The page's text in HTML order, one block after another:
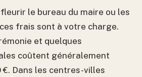
le bureau du maire ou les
frais sont à votre charge.
et quelques
coûtent généralement
€. Dans les centres-villes